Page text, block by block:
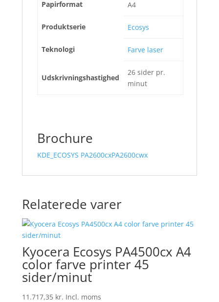
Papirformat A4
Produktserie Ecosys
Teknologi Farve laser
Udskrivningshastighed
26 sider pr.
minut
Brochure
KDE_ECOSYS PA2600cxPA2600cwx
Relaterede varer
Kyocera Ecosys PA4500cx A4
color farve printer 45
sider/minut
11.717,35 kr. Incl. moms